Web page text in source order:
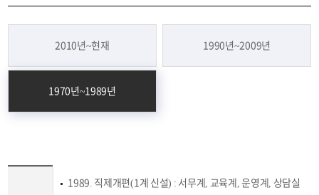
2010년~현재 1990년~2009년
1970년~1989년
1989. 직제개편(1계 신설) : 서무계, 교육계, 운영계, 상담실